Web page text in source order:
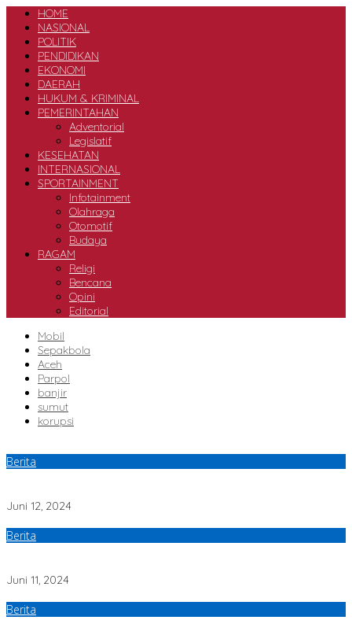
HOME
NASIONAL
POLITIK
PENDIDIKAN
EKONOMI
DAERAH
HUKUM & KRIMINAL
PEMERINTAHAN
Adventorial
Legislatif
KESEHATAN
INTERNASIONAL
SPORTAINMENT
Infotainment
Olahraga
Otomotif
Budaya
RAGAM
Religi
Bencana
Opini
Editorial
Mobil
Sepakbola
Aceh
Parpol
banjir
sumut
korupsi
Berita
Juni 12, 2024
Berita
Juni 11, 2024
Berita